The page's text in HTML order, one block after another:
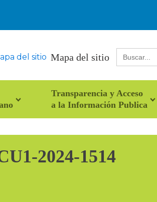
Mapa del sitio
Buscar:
Transparencia y Acceso
a la Información Publica
2024-1514